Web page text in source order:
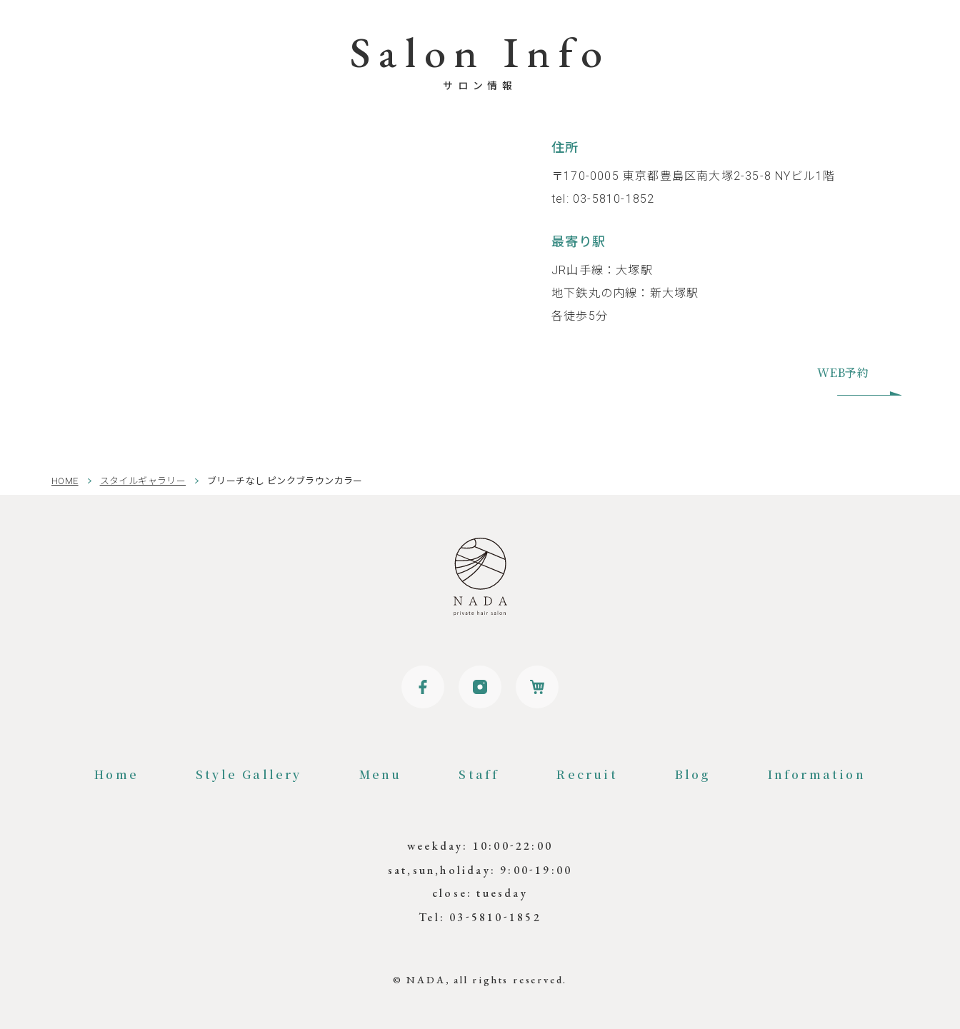
Salon Info
サロン情報
住所
〒170-0005 東京都豊島区南大塚2-35-8 NYビル1階
tel: 03-5810-1852
最寄り駅
JR山手線：大塚駅
地下鉄丸の内線：新大塚駅
各徒歩5分
WEB予約
HOME スタイルギャラリー ブリーチなし ピンクブラウンカラー
Home Style Gallery Menu Staff Recruit Blog Information
weekday: 10:00-22:00
sat,sun,holiday: 9:00- 19:00
close: tuesday
Tel: 03 - 5810- 1852
© NADA, all rights reserved.